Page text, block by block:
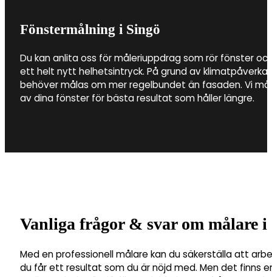
Fönstermålning i Singö
Du kan anlita oss för måleriuppdrag som rör fönster
ett helt nytt helhetsintryck. På grund av
behöver målas om mer regelbundet än fasaden. Vi
av dina fönster för bästa resultat som håller längre.
Vanliga frågor & svar om målare i
Med en professionell målare kan du säkerställa att
du får ett resultat som du är nöjd med. Men det finns